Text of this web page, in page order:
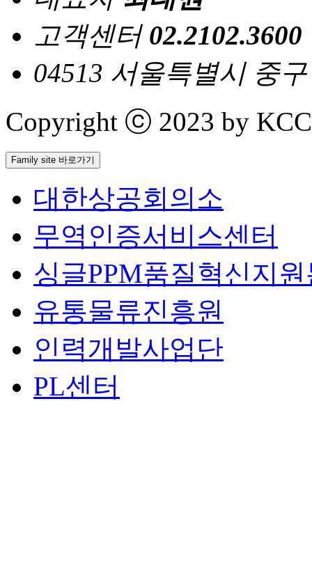
고객센터 02.2102.3600
04513 서울특별시 중
Copyright ⓒ 2023 by
Family site 바로가기
대한상공회의소
무역인증서비스센터
싱글PPM품질혁신지
유통물류진흥원
인력개발사업단
PL센터